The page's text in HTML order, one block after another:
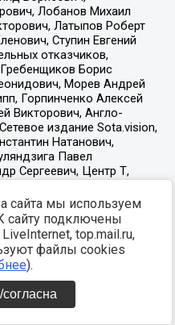
сайта мы используем
сайту подключены
top.mail.ru,
файлы cookies
).